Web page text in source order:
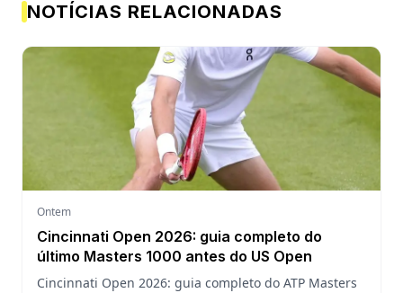
NOTÍCIAS RELACIONADAS
Ontem
Cincinnati Open 2026: guia completo do
último Masters 1000 antes do US Open
Cincinnati Open 2026: guia completo do ATP Masters